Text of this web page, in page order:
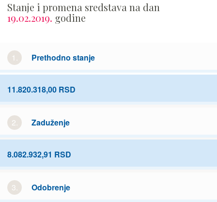
Stanje i promena sredstava na dan
19.02.2019. godine
1. Prethodno stanje
11.820.318,00 RSD
2. Zaduženje
8.082.932,91 RSD
3. Odobrenje